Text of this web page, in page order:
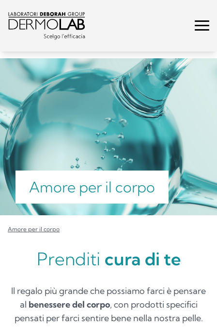
Amore per il corpo
Amore per il corpo
Prenditi cura di te
Il regalo più grande che possiamo farci è pensare
al benessere del corpo, con prodotti specifici
pensati per farci sentire bene nella nostra pelle.